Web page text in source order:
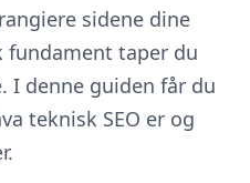
sidene dine
taper du
denne guiden får du
teknisk SEO er og